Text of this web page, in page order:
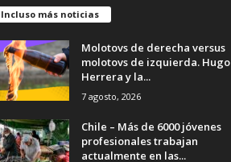
Incluso más noticias
Molotovs de derecha versus
molotovs de izquierda. Hugo
Herrera y la...
7 agosto, 2026
Chile – Más de 6000 jóvenes
profesionales trabajan
actualmente en las...